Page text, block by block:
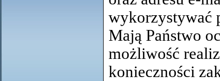
wykorzystywać
Mają Państwo
możliwość
konieczności